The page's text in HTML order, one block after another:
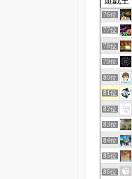
76位
77位
78位
79位
80位
81位
82位
83位
84位
85位
86位